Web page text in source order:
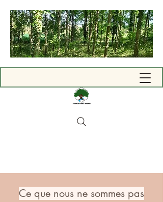
Ce que nous ne sommes pas